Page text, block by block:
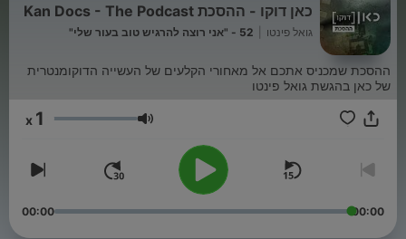
כאן דוקו - ההסכת Kan Docs - The Podcast
גואל פינטו 52 - "אני רוצה להרגיש טוב בעור שלי"
ההסכת שמכניס אתכם אל מאחורי הקלעים של העשייה הדוקומנטרית
של כאן בהגשת גואל פינטו
עוצמת שמע 1
00:00
00:00